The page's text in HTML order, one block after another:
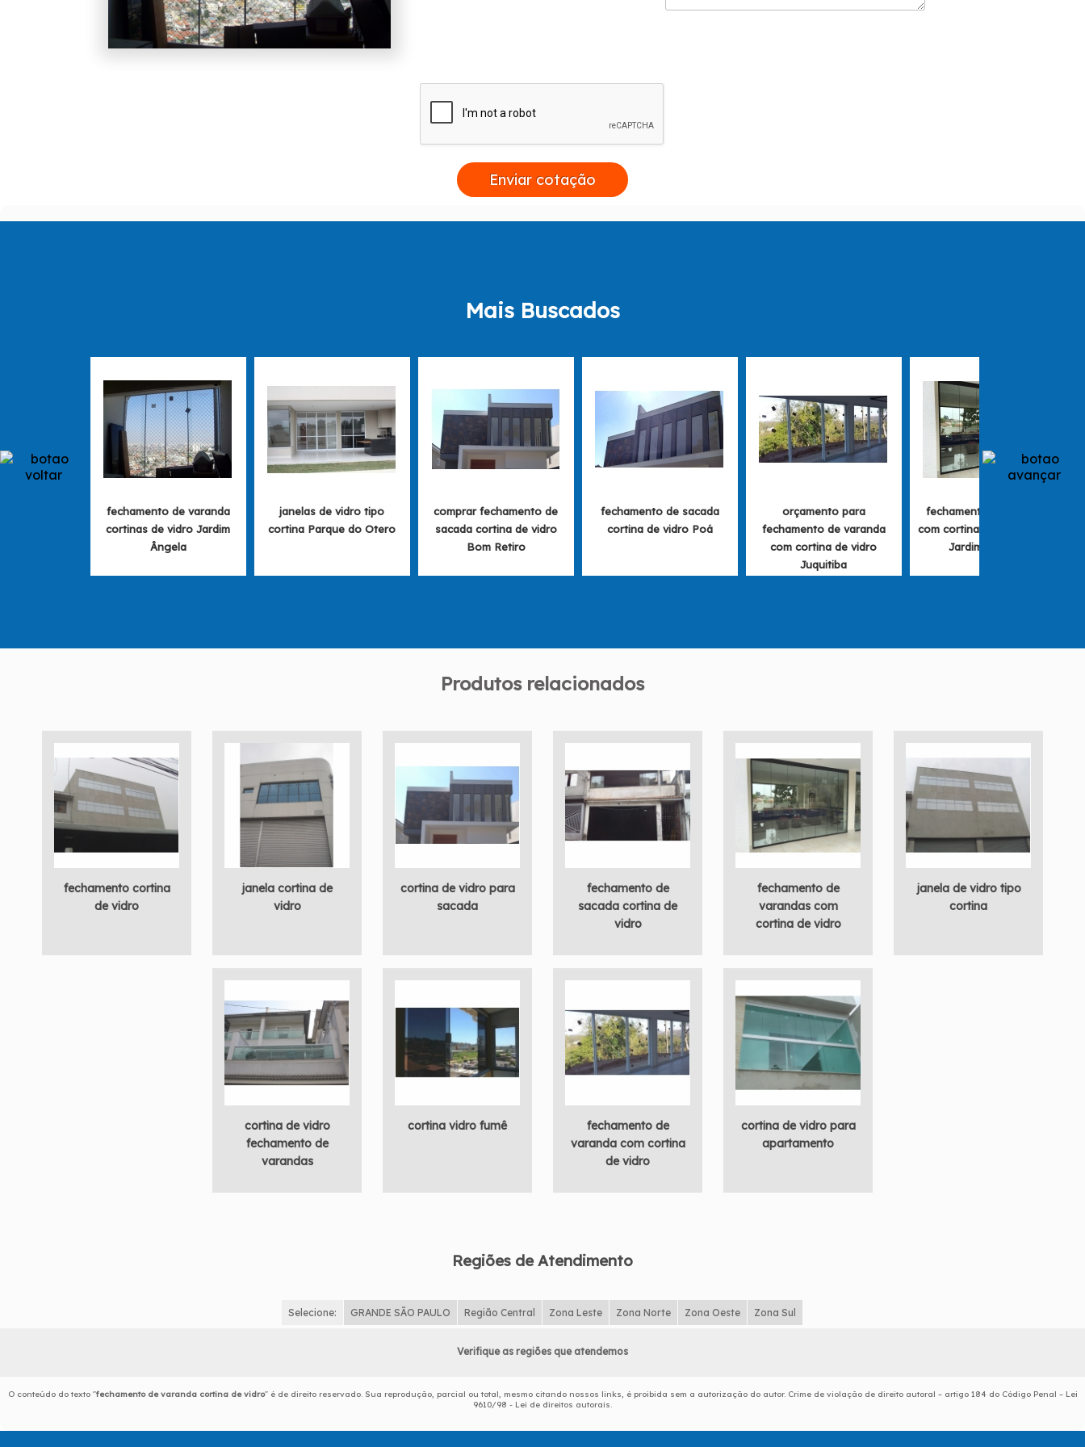
Porta de Alumínio.
Entre em contato agora mesmo e faça um orçamento.
Enviar cotação
Mais Buscados
fechamento de varanda
cortinas de vidro Jardim
Ângela
janelas de vidro tipo
cortina Parque do Otero
comprar fechamento de
sacada cortina de vidro
Bom Retiro
fechamento de sacada
cortina de vidro Poá
orçamento para
fechamento de varanda
com cortina de vidro
Juquitiba
fechamento de varanda
com cortina de vidro preço
Jardim Paulista
Produtos relacionados
fechamento cortina
de vidro
janela cortina de
vidro
cortina de vidro para
sacada
fechamento de
sacada cortina de
vidro
fechamento de
varandas com
cortina de vidro
janela de vidro tipo
cortina
cortina de vidro
fechamento de
varandas
cortina vidro fumê
fechamento de
varanda com cortina
de vidro
cortina de vidro para
apartamento
Regiões de Atendimento
Selecione: GRANDE SÃO PAULO Região Central Zona Leste Zona Norte Zona Oeste Zona Sul
Verifique as regiões que atendemos
O conteúdo do texto "fechamento de varanda cortina de vidro" é de direito reservado. Sua reprodução, parcial ou total, mesmo citando nossos links, é proibida sem a autorização do autor. Crime de violação de direito autoral – artigo 184 do Código Penal – Lei
9610/98 - Lei de direitos autorais.